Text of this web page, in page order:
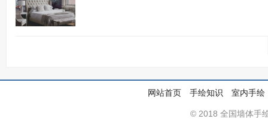
网站首页 手绘知识 室内手绘
© 2018 全国墙体手